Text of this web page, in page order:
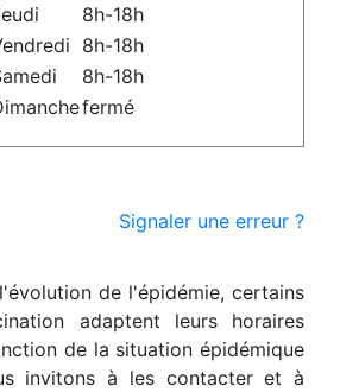
8h-18h
8h-18h
8h-18h
fermé
Signaler une erreur ?
de l'épidémie, certains
adaptent leurs horaires
de la situation épidémique
invitons à les contacter et à